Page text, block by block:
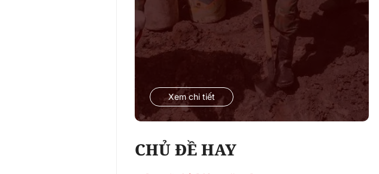
Xem chi tiết
CHỦ ĐỀ HAY